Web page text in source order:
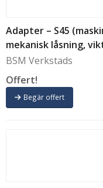
Adapter – S45
mekanisk låsning,
BSM Verkstads
Offert!
Begär offert